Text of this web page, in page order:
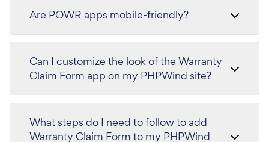
Are POWR apps mobile-friendly?
Can I customize the look of the Warranty
Claim Form app on my PHPWind site?
What steps do I need to follow to add
Warranty Claim Form to my PHPWind